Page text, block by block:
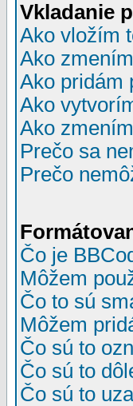
Vkladanie
Ako vložím
Ako
Ako pridám
Ako
Ako
Prečo sa
Prečo
Čo je
Môžem
Čo to sú
Môžem
Čo sú to
Čo sú to
Čo sú to